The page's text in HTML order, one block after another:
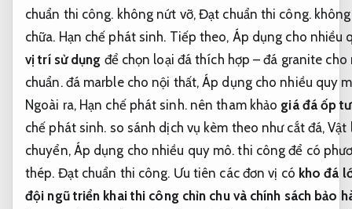
chuẩn thi công. không nứt vỡ, Đạt chuẩn thi công.không
chữa. Hạn chế phát sinh. Tiếp theo, Áp dụng cho nhiều
vị trí sử dụng để chọn loại đá thích hợp – đá granite
chuẩn.đá marble cho nội thất, Áp dụng cho nhiều quy
Ngoài ra, Hạn chế phát sinh.nên tham khảo giá đá ốp
chế phát sinh. so sánh dịch vụ kèm theo như cắt đá,Vật
chuyển, Áp dụng cho nhiều quy mô. thi công để có
thép. Đạt chuẩn thi công. Ưu tiên các đơn vị có kho đá
đội ngũ triển khai thi công chỉn chu và chính sách bảo